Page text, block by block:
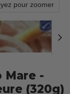
pour zoomer
Mare -
(320g)